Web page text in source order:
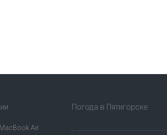
Air
Погода в Пятигорске